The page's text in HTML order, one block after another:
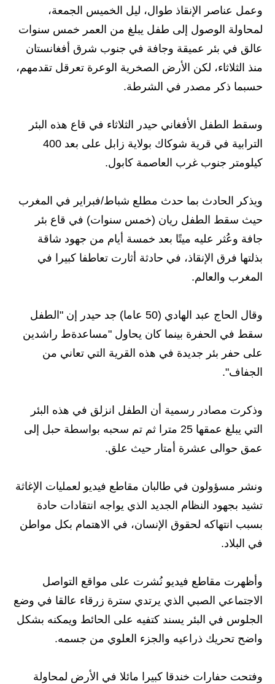
المرحلة الابتدائية
المرحلة المتوسطة
المرحلة الاعدادية
المرحلة الابتدائية
المرحلة المتوسطة
مرشحات
المرحلة الابتدائية
كتب مدرسية
المرحلة الابتدائية
المرحلة الاعدادية
ملازم دراسية
المرحلة المتوسطة
المرحلة الاعدادية
المرحلة الابتدائية
المرحلة المتوسطة
المرحلة الاعدادية
مواضيع انشاء
وعمل عناصر الإنقاذ طوال، ليل الخميس الجمعة،
لمحاولة الوصول إلى طفل يبلغ من العمر خمس سنوات
عالق في بئر عميقة وجافة في جنوب شرق أفغانستان
منذ الثلاثاء، لكن الأرض الصخرية الوعرة تعرقل تقدمهم،
حسبما ذكر مصدر في الشرطة.
وسقط الطفل الأفغاني حيدر الثلاثاء في قاع هذه البئر
الترابية في قرية شوكاك بولاية زابل على بعد 400
كيلومتر جنوب غرب العاصمة كابول.
ويذكر الحادث بما حدث مطلع شباط/فبراير في المغرب
حيث سقط الطفل ريان (خمس سنوات) في قاع بئر
جافة وعُثر عليه ميتًا بعد خمسة أيام من جهود شاقة
بذلتها فرق الإنقاذ، في حادثة أثارت تعاطفا كبيرا في
المغرب والعالم.
وقال الحاج عبد الهادي (50 عاما) جد حيدر إن "الطفل
سقط في الحفرة بينما كان يحاول "مساعدةط راشدين
على حفر بئر جديدة في هذه القرية التي تعاني من
الجفاف".
وذكرت مصادر رسمية أن الطفل انزلق في هذه البئر
التي يبلغ عمقها 25 مترا ثم تم سحبه بواسطة حبل إلى
عمق حوالى عشرة أمتار حيث علق.
ونشر مسؤولون في طالبان مقاطع فيديو لعمليات الإغاثة
تشيد بجهود النظام الجديد الذي يواجه انتقادات حادة
بسبب انتهاكه لحقوق الإنسان، في الاهتمام بكل مواطن
في البلاد.
وأظهرت مقاطع فيديو نُشرت على مواقع التواصل
الاجتماعي الصبي الذي يرتدي سترة زرقاء عالقا في وضع
الجلوس في البئر يسند كتفيه على الحائط ويمكنه بشكل
واضح تحريك ذراعيه والجزء العلوي من جسمه.
وفتحت حفارات خندقا كبيرا مائلا في الأرض لمحاولة